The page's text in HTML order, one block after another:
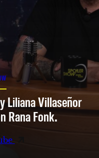
Liliana Villaseñor
Rana Fonk.